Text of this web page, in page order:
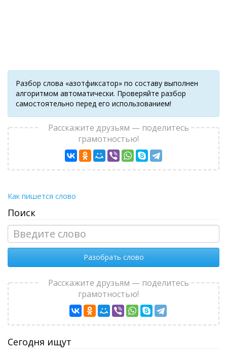
Разбор слова «азотфиксатор» по составу выполнен
алгоритмом автоматически. Проверяйте разбор
самостоятельно перед его использованием!
Расскажите друзьям — поделитесь
грамотностью!
Как пишется слово
Поиск
Разобрать слово
Расскажите друзьям — поделитесь
грамотностью!
Сегодня ищут